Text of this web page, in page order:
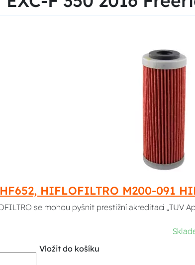
HIFLOFILTRO M200-091
se mohou pyšnit prestižní akreditací „TUV
Vložit do košíku